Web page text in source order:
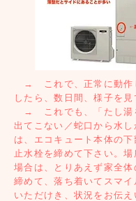
→ これで、正常に動作
したら、数日間、様子を見
→ これでも、「たし湯
出てこない／蛇口から水し
は、エコキュート本体の下
止水栓を締めて下さい。
場合は、とりあえず家全体
締めて、落ち着いてスマ
いただけき、状況をお伝え